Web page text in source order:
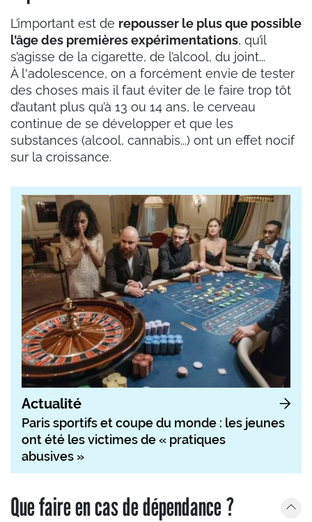
L’important est de repousser le plus que possible
l’âge des premières expérimentations, qu’il
s’agisse de la cigarette, de l’alcool, du joint...
À l'adolescence, on a forcément envie de tester
des choses mais il faut éviter de le faire trop tôt
d’autant plus qu’à 13 ou 14 ans, le cerveau
continue de se développer et que les
substances (alcool, cannabis...) ont un effet nocif
sur la croissance.
Actualité
Paris sportifs et coupe du monde : les jeunes
ont été les victimes de « pratiques
abusives »
Que faire en cas de dépendance ?